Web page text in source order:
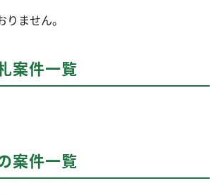
ません。
案件一覧
案件一覧